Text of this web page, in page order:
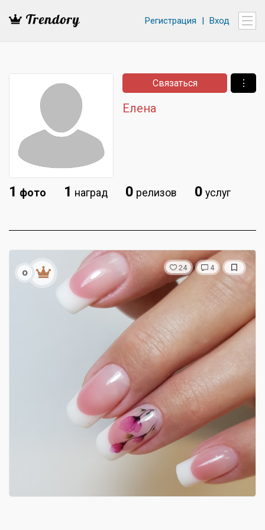
Регистрация | Вход
Елена
Связаться ⋮
1 фото 1 наград 0 релизов 0 услуг
о 24 4